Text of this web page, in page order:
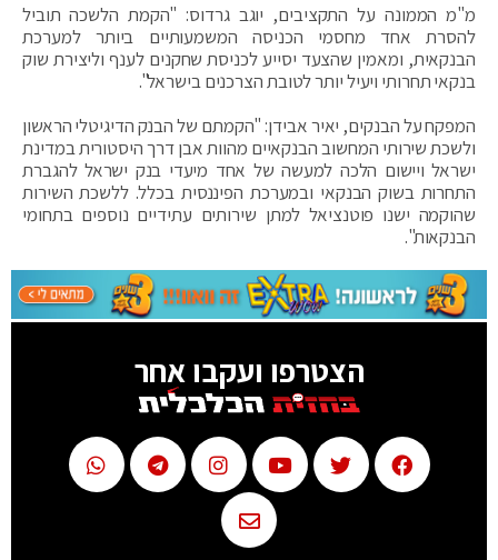
מ"מ הממונה על התקציבים, יוגב גרדוס: "הקמת הלשכה תוביל
להסרת אחד מחסמי הכניסה המשמעותיים ביותר למערכת
הבנקאית, ומאמין שהצעד יסייע לכניסת שחקנים לענף וליצירת שוק
בנקאי תחרותי ויעיל יותר לטובת הצרכנים בישראל".
המפקח על הבנקים, יאיר אבידן: "הקמתם של הבנק הדיגיטלי הראשון
ולשכת שירותי המחשוב הבנקאיים מהוות אבן דרך היסטורית במדינת
ישראל ויישום הלכה למעשה של אחד מיעדי בנק ישראל להגברת
התחרות בשוק הבנקאי ובמערכת הפיננסית בכלל. ללשכת השירות
שהוקמה ישנו פוטנציאל למתן שירותים עתידיים נוספים בתחומי
הבנקאות".
הצטרפו ועקבו אחר